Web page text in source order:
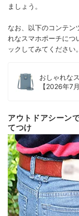
ましょう。
なお、以下のコンテン
れなスマホポーチにつ
ックしてみてください。
おしゃれな
【2026年7月
アウトドアシーン
てつけ